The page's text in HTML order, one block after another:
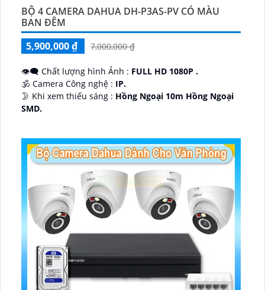
BỘ 4 CAMERA DAHUA DH-P3AS-PV CÓ MÀU
BAN ĐÊM
5,900,000 ₫
7,000,000 ₫
👁️‍🗨 Chất lượng hình Ảnh : FULL HD 1080P .
🕉️ Camera Công nghệ : IP.
🌛 Khi xem thiếu sáng : Hồng Ngoại 10m Hồng Ngoại
SMD.